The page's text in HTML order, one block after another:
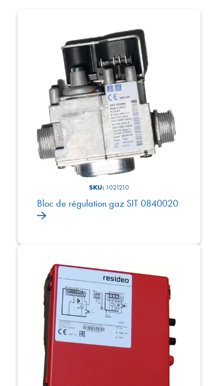
SKU: 1021210
Bloc de régulation gaz SIT 0840020